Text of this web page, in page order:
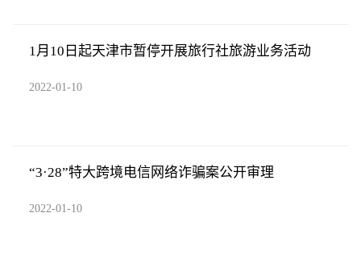
1月10日起天津市暂停开展旅行社旅游业务活动
2022-01-10
“3·28”特大跨境电信网络诈骗案公开审理
2022-01-10